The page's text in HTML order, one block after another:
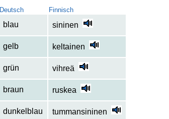
Deutsch Finnisch
blau sininen
gelb keltainen
grün vihreä
braun ruskea
dunkelblau tummansininen